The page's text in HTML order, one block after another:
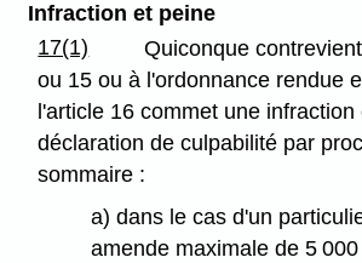
Infraction et peine
17(1)
Quiconque
ou 15 ou à l'ordonnance rendue
l'article 16 commet une
déclaration de culpabilité par
sommaire :
a) dans le cas d'un
amende maximale de 5